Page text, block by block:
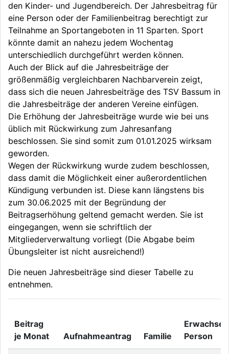
den Kinder- und Jugendbereich. Der Jahresbeitrag für
eine Person oder der Familienbeitrag berechtigt zur
Teilnahme an Sportangeboten in 11 Sparten. Sport
könnte damit an nahezu jedem Wochentag
unterschiedlich durchgeführt werden können.
Auch der Blick auf die Jahresbeiträge der
größenmäßig vergleichbaren Nachbarverein zeigt,
dass sich die neuen Jahresbeiträge des TSV Bassum in
die Jahresbeiträge der anderen Vereine einfügen.
Die Erhöhung der Jahresbeiträge wurde wie bei uns
üblich mit Rückwirkung zum Jahresanfang
beschlossen. Sie sind somit zum 01.01.2025 wirksam
geworden.
Wegen der Rückwirkung wurde zudem beschlossen,
dass damit die Möglichkeit einer außerordentlichen
Kündigung verbunden ist. Diese kann längstens bis
zum 30.06.2025 mit der Begründung der
Beitragserhöhung geltend gemacht werden. Sie ist
eingegangen, wenn sie schriftlich der
Mitgliederverwaltung vorliegt (Die Abgabe beim
Übungsleiter ist nicht ausreichend!)
Die neuen Jahresbeiträge sind dieser Tabelle zu
entnehmen.
Beitrag
je Monat
Aufnahmeantrag Familie
Person